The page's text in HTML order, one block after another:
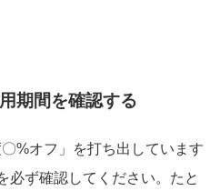
期間を確認する
%オフ」を打ち出しています
必ず確認してください。たと